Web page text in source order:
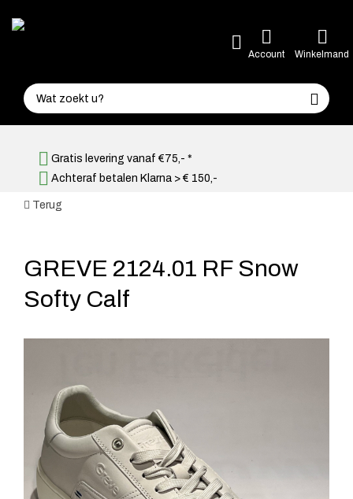
Account Winkelmand
Gratis levering vanaf €75,- *
Achteraf betalen Klarna > € 150,-
Terug
GREVE 2124.01 RF Snow
Softy Calf